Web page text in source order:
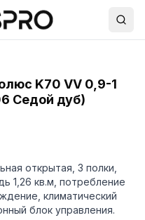
K70 VV 0,9-1
Седой дуб)
открытая, 3 полки,
1,26 кв.м, потребление
климатический
блок управления.